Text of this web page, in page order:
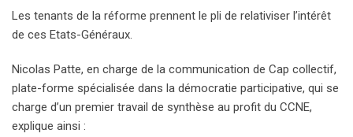
Les tenants de la réforme prennent le pli de relativiser l’intérêt
de ces Etats-Généraux.
Nicolas Patte, en charge de la communication de Cap collectif,
plate-forme spécialisée dans la démocratie participative, qui se
charge d’un premier travail de synthèse au profit du CCNE,
explique ainsi :